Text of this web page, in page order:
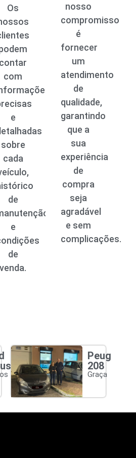
Os
contar
com
e
sobre
cada
de
e
de
venda.
nosso
compromisso
é
fornecer
um
atendimento
de
qualidade,
garantindo
que a
sua
experiência
de
compra
seja
agradável
e sem
complicações.
Peugeot
208
Graça